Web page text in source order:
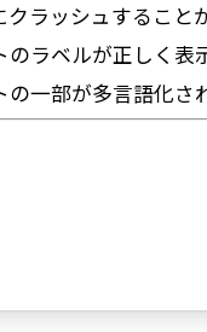
ラッシュすること
のラベルが正しく
の一部が多言語化